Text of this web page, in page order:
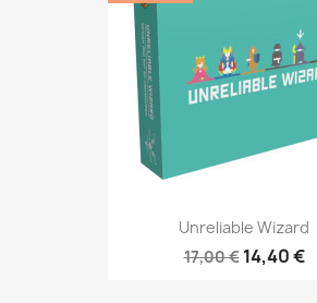
Unreliable Wizard
17,00 € 14,40 €